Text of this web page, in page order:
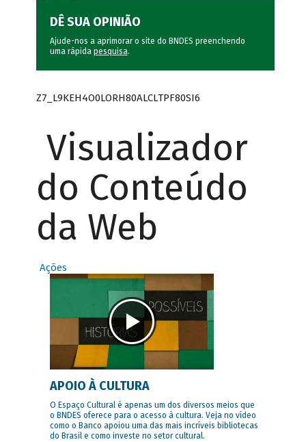
DÊ SUA OPINIÃO
Ajude-nos a aprimorar o site do BNDES preenchendo
uma rápida pesquisa.
Z7_L9KEH4O0LORH80ALCLTPF80SI6
Visualizador
do Conteúdo
da Web
Ações
APOIO À CULTURA
O Espaço Cultural é apenas um dos diversos meios que
o BNDES oferece para o acesso à cultura. Veja no vídeo
como o Banco apoiou uma das mais incríveis bibliotecas
do Brasil e como investe no setor cultural.